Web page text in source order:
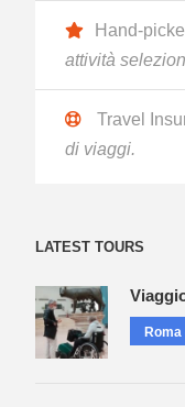
Hand-
attività
Travel
di viaggi.
LATEST TOURS